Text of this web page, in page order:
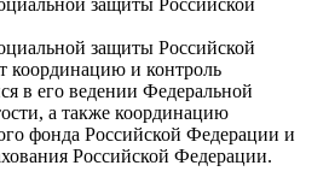
защиты Российской
защиты Российской
координацию и контроль
в его ведении Федеральной
а также координацию
фонда Российской Федерации и
Российской Федерации.